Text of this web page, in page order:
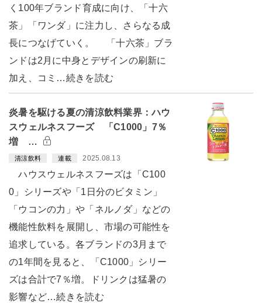
く100年ブランド育成に向け、「十六
茶」「ワンダ」に注力し、さらなる成
長につなげていく。 「十六茶」ブラ
ンドは2月に中身とデザインの刷新に
加え、コミ…続きを読む
炎暑を駆ける夏の清涼飲料業界：ハウ
スウェルネスフーズ 「C1000」7％
増 …
清涼飲料 連載 2025.08.13
ハウスウェルネスフーズは「C100
0」シリーズや「1日分のビタミン」
「ウコンの力」や「ネルノダ」などの
機能性飲料を展開し、市場の可能性を
追求している。各ブランドの3月まで
の1年間を見ると、「C1000」シリー
ズは合計で7％増。ドリンクは猛暑の
影響など…続きを読む